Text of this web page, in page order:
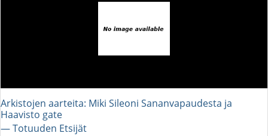
Arkistojen aarteita: Miki Sileoni Sananvapaudesta ja
Haavisto gate
― Totuuden Etsijät